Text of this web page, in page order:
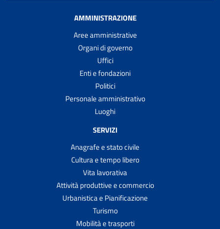
AMMINISTRAZIONE
Aree amministrative
Organi di governo
Uffici
Enti e fondazioni
Politici
Personale amministrativo
Luoghi
SERVIZI
Anagrafe e stato civile
Cultura e tempo libero
Vita lavorativa
Attività produttive e commercio
Urbanistica e Pianificazione
Turismo
Mobilità e trasporti